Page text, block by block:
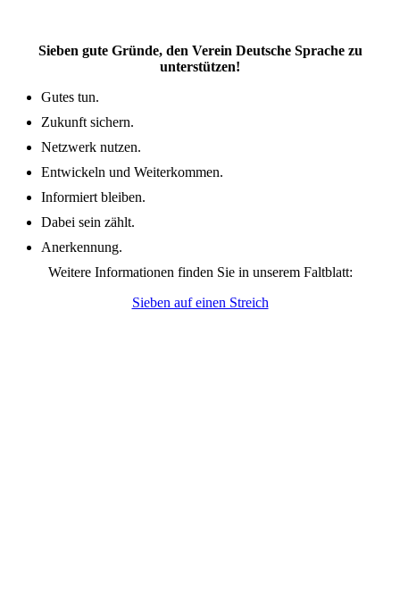
Sieben gute Gründe, den Verein Deutsche Sprache zu
unterstützen!
Gutes tun.
Zukunft sichern.
Netzwerk nutzen.
Entwickeln und Weiterkommen.
Informiert bleiben.
Dabei sein zählt.
Anerkennung.
Weitere Informationen finden Sie in unserem Faltblatt:
Sieben auf einen Streich